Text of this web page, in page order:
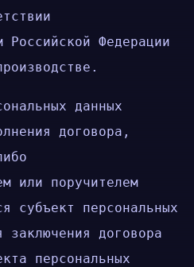
Российской Федерации
данных
договора,
или поручителем
субъект персональных
договора
персональных